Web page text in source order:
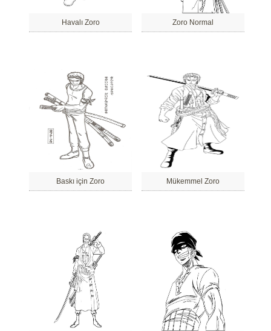
Havalı Zoro Zoro Normal
Baskı için Zoro Mükemmel Zoro